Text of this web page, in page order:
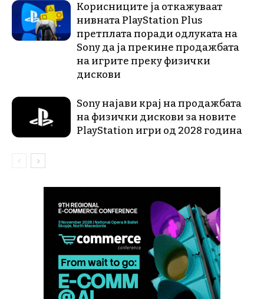
Корисниците ја откажуваат
нивната PlayStation Plus
претплата поради одлуката на
Sony да ја прекине продажбата
на игрите преку физички
дискови
Sony најави крај на продажбата
на физички дискови за новите
PlayStation игри од 2028 година